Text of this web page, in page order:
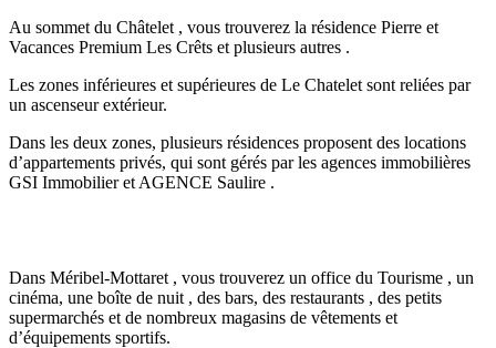
Au sommet du Châtelet , vous trouverez la résidence Pierre et
Vacances Premium Les Crêts et plusieurs autres .
Les zones inférieures et supérieures de Le Chatelet sont reliées par
un ascenseur extérieur.
Dans les deux zones, plusieurs résidences proposent des locations
d’appartements privés, qui sont gérés par les agences immobilières
GSI Immobilier et AGENCE Saulire .
Dans Méribel-Mottaret , vous trouverez un office du Tourisme , un
cinéma, une boîte de nuit , des bars, des restaurants , des petits
supermarchés et de nombreux magasins de vêtements et
d’équipements sportifs.